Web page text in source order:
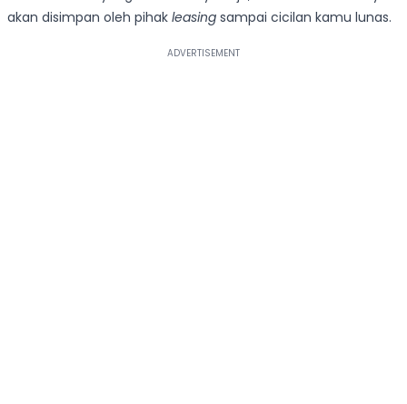
akan disimpan oleh pihak leasing sampai cicilan kamu lunas.